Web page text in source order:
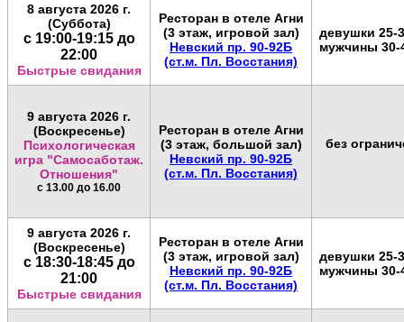
8 августа 2026 г.
(Суббота)
с 19:00-19:15 до
22:00
Быстрые свидания
Ресторан в отеле Агни
(3 этаж, игровой зал)
Невский пр. 90-92Б
(ст.м. Пл. Восстания)
девушки 25-
мужчины 30-
9 августа 2026 г.
(Воскресенье)
Психологическая
игра "Самосаботаж.
Отношения"
с 13.00 до 16.00
Ресторан в отеле Агни
(3 этаж, большой зал)
Невский пр. 90-92Б
(ст.м. Пл. Восстания)
без
9 августа 2026 г.
(Воскресенье)
с 18:30-18:45 до
21:00
Быстрые свидания
Ресторан в отеле Агни
(3 этаж, игровой зал)
Невский пр. 90-92Б
(ст.м. Пл. Восстания)
девушки 25-
мужчины 30-